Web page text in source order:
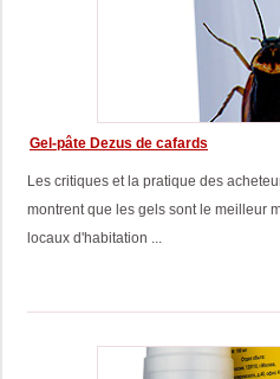
Gel-pâte Dezus de cafards
Les critiques et la pratique des
montrent que les gels sont le meilleur
locaux d'habitation ...